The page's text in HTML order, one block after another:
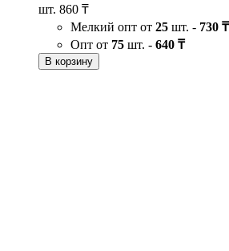
шт. 860 ₸
Мелкий опт от 25 шт. - 730 ₸
Опт от 75 шт. - 640 ₸
В корзину